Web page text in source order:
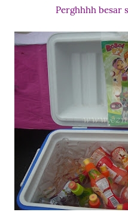
Perghhhh besar